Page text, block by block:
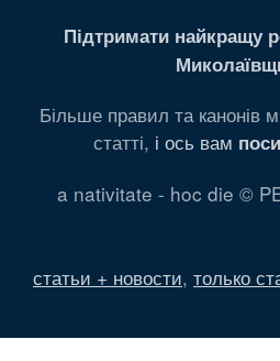
Підтримати найкращу
Більше правил та канонів
статті, і ось вам
a nativitate - hoc die ©
статьи + новости, только